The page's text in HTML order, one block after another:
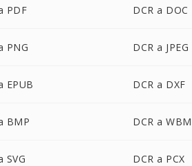
PDF DCR a DOC
PNG DCR a JPEG
EPUB DCR a DXF
BMP DCR a
SVG DCR a PCX